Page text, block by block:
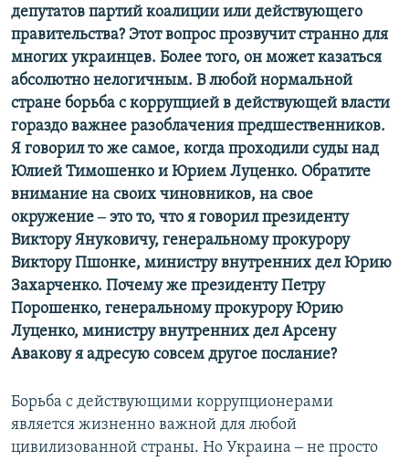
депутатов партий коалиции или действующего
правительства? Этот вопрос прозвучит странно для
многих украинцев. Более того, он может казаться
абсолютно нелогичным. В любой нормальной
стране борьба с коррупцией в действующей власти
гораздо важнее разоблачения предшественников.
Я говорил то же самое, когда проходили суды над
Юлией Тимошенко и Юрием Луценко. Обратите
внимание на своих чиновников, на свое
окружение ‒ это то, что я говорил президенту
Виктору Януковичу, генеральному прокурору
Виктору Пшонке, министру внутренних дел Юрию
Захарченко. Почему же президенту Петру
Порошенко, генеральному прокурору Юрию
Луценко, министру внутренних дел Арсену
Авакову я адресую совсем другое послание?
Борьба с действующими коррупционерами
является жизненно важной для любой
цивилизованной страны. Но Украина ‒ не просто